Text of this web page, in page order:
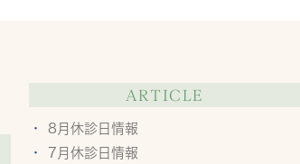
ARTICLE
8月休診日情報
7月休診日情報